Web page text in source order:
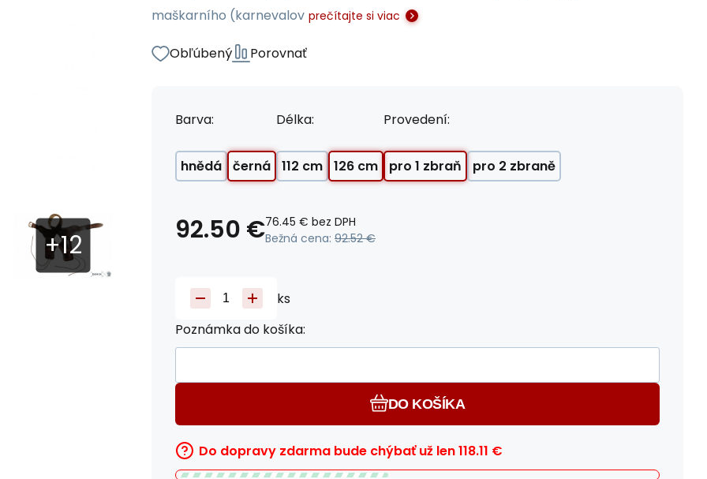
maškarního (karnevalov prečítajte si viac
Obľúbený Porovnať
Barva:
hnědá černá
Délka:
112 cm 126 cm
Provedení:
pro 1 zbraň pro 2 zbraně
92.50 €76.45 € bez DPH
Bežná cena: 92.52 €
ks
Poznámka do košíka:
DO KOŠÍKA
Do dopravy zdarma bude chýbať už len118.11 €